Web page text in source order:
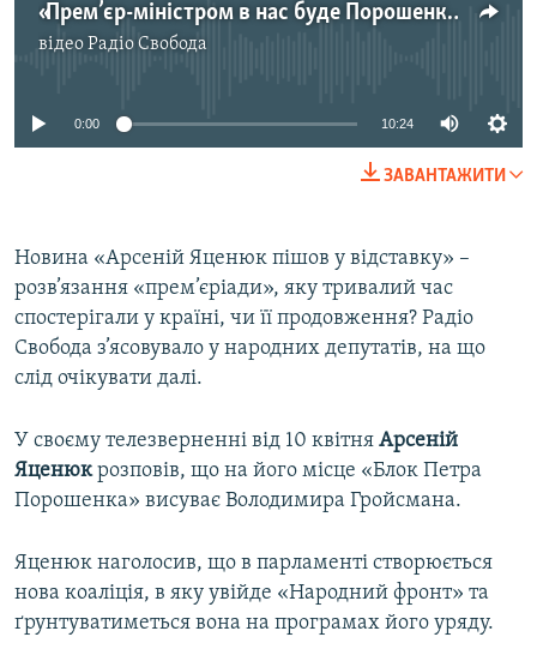
«Прем’єр-міністром в нас буде Порошенко» – думка депутата із «Народного фронту»
відеоРадіо Свобода
No media source currently available
0:00 10:24
ЗАВАНТАЖИТИ
Новина «Арсеній Яценюк пішов у відставку» –
розв’язання «прем’єріади», яку тривалий час
спостерігали у країні, чи її продовження? Радіо
Свобода з’ясовувало у народних депутатів, на що
слід очікувати далі.
У своєму телезверненні від 10 квітня Арсеній
Яценюкрозповів, що на його місце «Блок Петра
Порошенка» висуває Володимира Гройсмана.
Яценюк наголосив, що в парламенті створюється
нова коаліція, в яку увійде «Народний фронт» та
ґрунтуватиметься вона на програмах його уряду.